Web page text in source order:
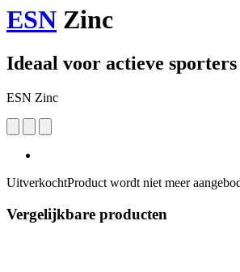
ESN Zinc
Ideaal voor actieve sporters
ESN Zinc
UitverkochtProduct wordt niet meer
Vergelijkbare producten